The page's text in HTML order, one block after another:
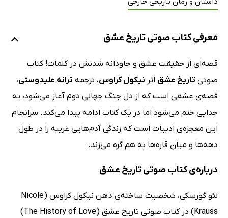
معرفی کتاب صوتی تاریخ عشق
قصه‌ای از حقیقت عشق و جاودانه شدنش در کلمات! کتاب
صوتی تاریخ عشق اثر نیکول کراوس، ترجمه ترانه علیدوستی،
قصه‌ی عشقی است که از دل جنگ جهانی دوم آغاز می‌شود، به
جدایی ختم می‌شود اما در یک کتاب ادامه پیدا می‌کند. سرانجام
این معجزه‌ی ادبیات است که زندگی آدم‌هایی غریبه را در طول
دهه‌ها و میان قاره‌ها به هم گره می‌زند.
درباره‌ی کتاب صوتی تاریخ عشق
لئو گورسکی، شخصیت ساخته‌ی ذهن نیکول کراوس (Nicole
Krauss) در کتاب صوتی تاریخ عشق (The History of Love)